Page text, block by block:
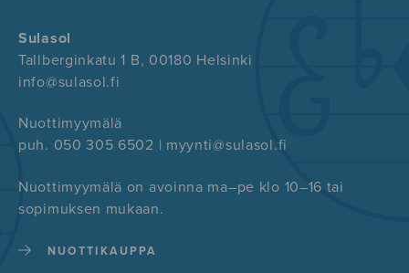
Sulasol
Tallberginkatu 1 B, 00180 Helsinki
info@sulasol.fi
Nuottimyymälä
puh. 050 305 6502 | myynti@sulasol.fi
Nuottimyymälä on avoinna ma–pe klo 10–16 tai
sopimuksen mukaan.
NUOTTIKAUPPA